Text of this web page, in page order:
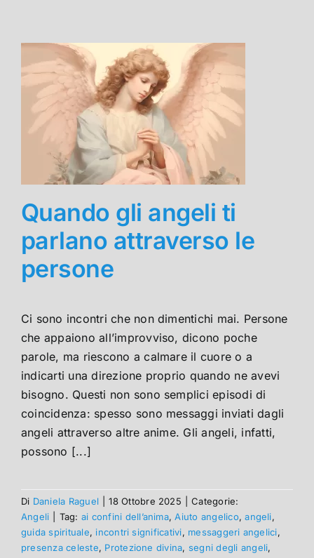
Quando gli angeli ti
parlano attraverso le
persone
Ci sono incontri che non dimentichi mai. Persone
che appaiono all’improvviso, dicono poche
parole, ma riescono a calmare il cuore o a
indicarti una direzione proprio quando ne avevi
bisogno. Questi non sono semplici episodi di
coincidenza: spesso sono messaggi inviati dagli
angeli attraverso altre anime. Gli angeli, infatti,
possono [...]
Di Daniela Raguel 18 Ottobre 2025
Categorie:
Angeli
Tag: ai confini dell’anima,Aiuto angelico,angeli,
guida spirituale, incontri significativi, messaggeri angelici,
presenza celeste, Protezione divina, segni degli angeli,